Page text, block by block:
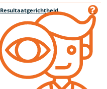
Resultaatgerichtheid